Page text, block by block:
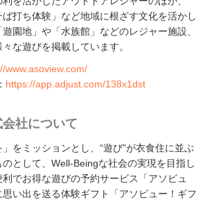
ば打ち体験」など地域に根ざす文化を活かし
園地」や「水族館」などのレジャー施設、
な遊びを掲載しています。
www.asoview.com/
https://app.adjust.com/138x1dst
社について
」をミッションとし、“遊び”が衣食住に並ぶ
のとして、Well-Beingな社会の実現を目指し
でお得な遊びの予約サービス「アソビュ
い出を送る体験ギフト「アソビュー！ギフ